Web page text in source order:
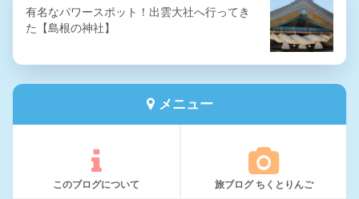
有名なパワースポット！出雲大社へ行ってき
た【島根の神社】
メニュー
このブログについて 旅ブログ ちくとりんご